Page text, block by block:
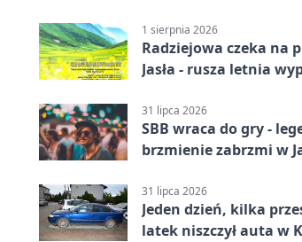
1 sierpnia 2026
Radziejowa czeka na
Jasła - rusza letnia
31 lipca 2026
SBB wraca do gry -
brzmienie zabrzmi w
31 lipca 2026
Jeden dzień, kilka
latek niszczył auta w